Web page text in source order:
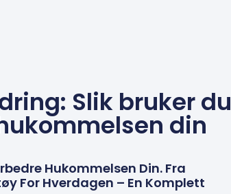
Slik bruker du
din
Hukommelsen Din. Fra
For Hverdagen – En Komplett